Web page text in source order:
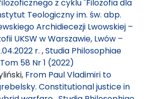
z cyklu "Filozofia dla
Teologiczny im. św. abp.
Archidiecezji Lwowskiej –
UKSW w Warszawie, Lwów –
r. ,Studia Philosophiae
58 Nr 1 (2022)
From Paul Vladimiri to
Constitutional justice in